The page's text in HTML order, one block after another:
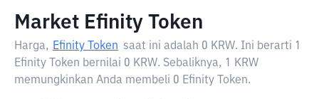
Market Efinity Token
Harga, Efinity Token saat ini adalah 0 KRW. Ini berarti 1
Efinity Token bernilai 0 KRW. Sebaliknya, 1 KRW
memungkinkan Anda membeli 0 Efinity Token.